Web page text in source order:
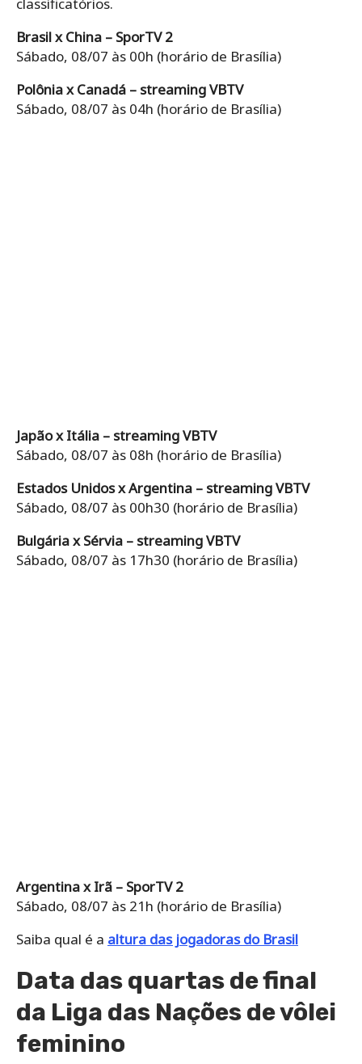
Brasil x China – SporTV 2
Sábado, 08/07 às 00h (horário de Brasília)
Polônia x Canadá – streaming VBTV
Sábado, 08/07 às 04h (horário de Brasília)
Japão x Itália – streaming VBTV
Sábado, 08/07 às 08h (horário de Brasília)
Estados Unidos x Argentina – streaming VBTV
Sábado, 08/07 às 00h30 (horário de Brasília)
Bulgária x Sérvia – streaming VBTV
Sábado, 08/07 às 17h30 (horário de Brasília)
Argentina x Irã – SporTV 2
Sábado, 08/07 às 21h (horário de Brasília)
Saiba qual é a altura das jogadoras do Brasil
Data das quartas de final
da Liga das Nações de vôlei
feminino